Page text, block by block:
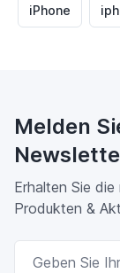
iPhone
Melden
Erhalten Sie
Produkten &